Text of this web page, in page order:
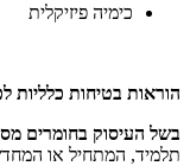
כימיה פיזיקלית
הוראות בטיחות כלליות
בשל העיסוק בחומרים
תלמיד, המתחיל או